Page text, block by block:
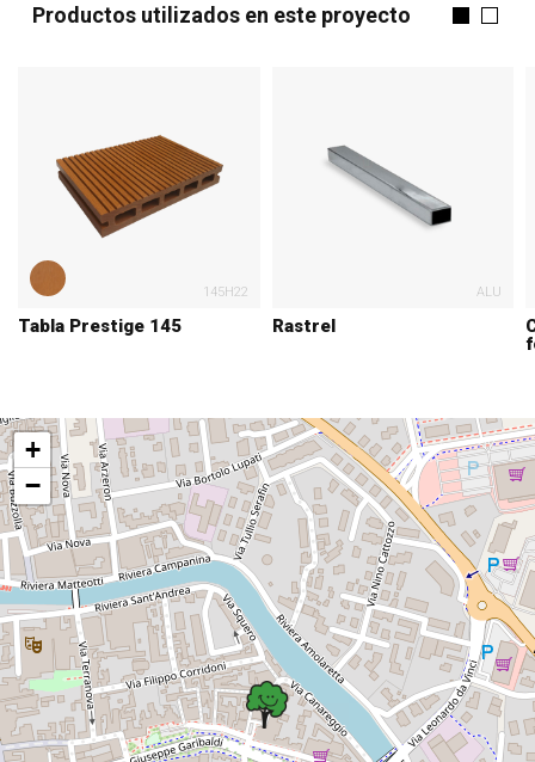
Productos utilizados en este proyecto
145H22
Tabla Prestige 145
ALU
Rastrel
+
−